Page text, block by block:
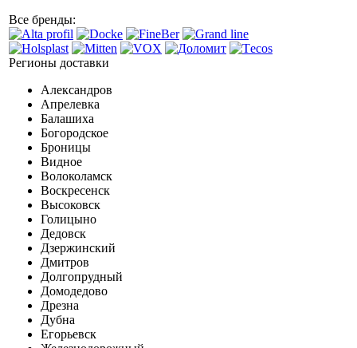
Все бренды:
Регионы доставки
Александров
Апрелевка
Балашиха
Богородское
Броницы
Видное
Волоколамск
Воскресенск
Высоковск
Голицыно
Дедовск
Дзержинский
Дмитров
Долгопрудный
Домодедово
Дрезна
Дубна
Егорьевск